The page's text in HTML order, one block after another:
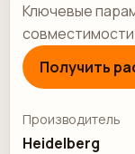
Ключевые
Получить
Производитель
Heidelberg